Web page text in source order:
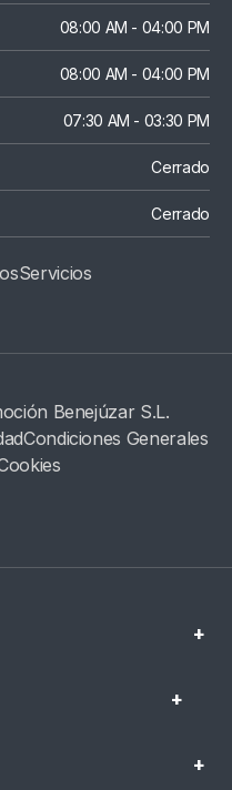
08:00 AM - 04:00 PM
08:00 AM - 04:00 PM
07:30 AM - 03:30 PM
Cerrado
Cerrado
SErvicios
Benejúzar S.L.
Condiciones Generales
+
+
+